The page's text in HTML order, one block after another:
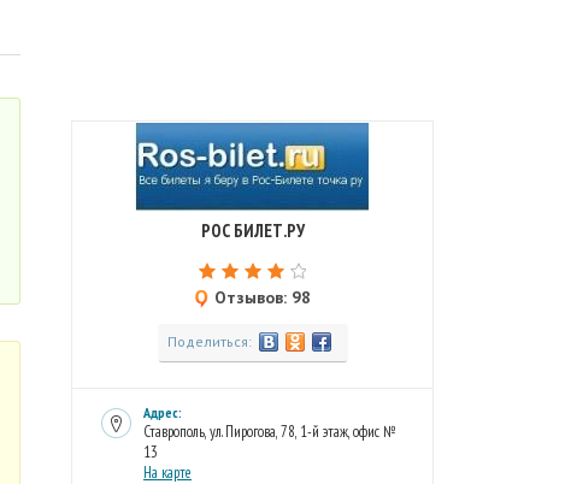
РОС БИЛЕТ.РУ
Отзывов: 98
Поделиться:
Адрес:
Ставрополь, ул. Пирогова, 78, 1-й этаж, офис №
13
На карте